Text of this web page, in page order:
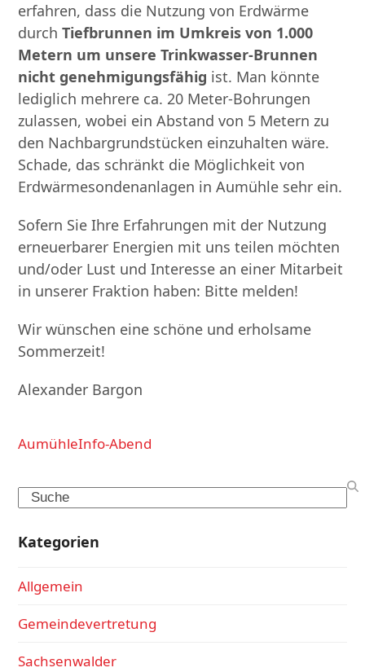
erfahren, dass die Nutzung von Erdwärme
durchTiefbrunnen im Umkreis von 1.000
Metern um unsere Trinkwasser-Brunnen
nicht genehmigungsfähig ist. Man könnte
lediglich mehrere ca. 20 Meter-Bohrungen
zulassen, wobei ein Abstand von 5 Metern zu
den Nachbargrundstücken einzuhalten wäre.
Schade, das schränkt die Möglichkeit von
Erdwärmesondenanlagen in Aumühle sehr ein.
Sofern Sie Ihre Erfahrungen mit der Nutzung
erneuerbarer Energien mit uns teilen möchten
und/oder Lust und Interesse an einer Mitarbeit
in unserer Fraktion haben: Bitte melden!
Wir wünschen eine schöne und erholsame
Sommerzeit!
Alexander Bargon
AumühleInfo-Abend
Search
Kategorien
Allgemein
Gemeindevertretung
Sachsenwalder